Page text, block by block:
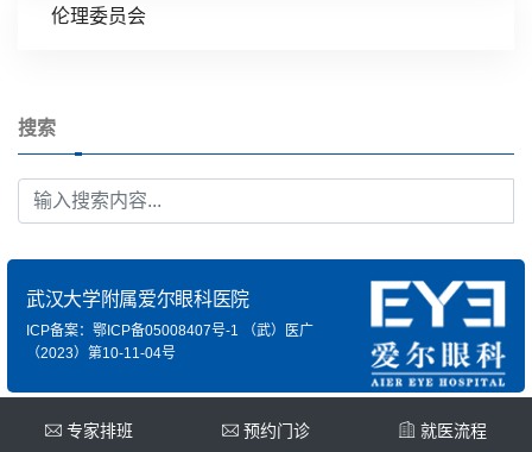
伦理委员会
搜索
武汉大学附属爱尔眼科医院
ICP备案：鄂ICP备05008407号-1 （武）医广
（2023）第10-11-04号
专家排班 预约门诊 就医流程